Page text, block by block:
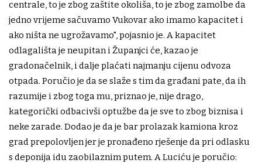
centrale, to je zbog zaštite okoliša, to je zbog zamolbe da
jedno vrijeme sačuvamo Vukovar ako imamo kapacitet i
ako ništa ne ugrožavamo", pojasnio je. A kapacitet
odlagališta je neupitan i Županjci će, kazao je
gradonačelnik, i dalje plaćati najmanju cijenu odvoza
otpada. Poručio je da se slaže s tim da građani pate, da ih
razumije i zbog toga mu, priznao je, nije drago,
kategorički odbacivši optužbe da je sve to zbog biznisa i
neke zarade. Dodao je da je bar prolazak kamiona kroz
grad prepolovljen jer je pronađeno rješenje da pri odlasku
s deponija idu zaobilaznim putem. A Luciću je poručio: